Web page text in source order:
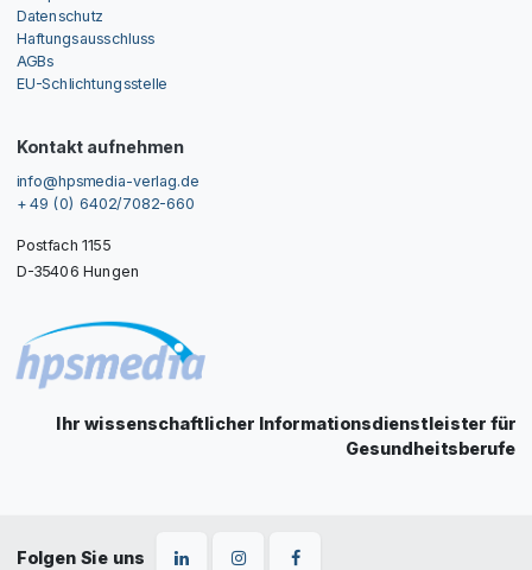
Datenschutz
Haftungsausschluss
AGBs
EU-Schlichtungsstelle
Kontakt aufnehmen
info@hpsmedia-verlag.de
+ 49 (0) 6402/7082-660
Postfach 1155
D-35406 Hungen
Ihr wissenschaftlicher Informationsdienstleister für
Gesundheitsberufe
Folgen Sie uns